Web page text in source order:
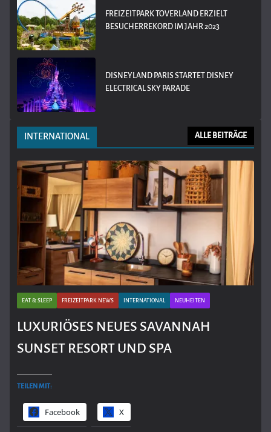
FREIZEITPARK TOVERLAND ERZIELT
BESUCHERREKORD IM JAHR 2023
DISNEYLAND PARIS STARTET DISNEY
ELECTRICAL SKY PARADE
INTERNATIONAL ALLE BEITRÄGE
EAT & SLEEP FREIZEITPARK NEWS INTERNATIONAL NEUHEITEN
LUXURIÖSES NEUES SAVANNAH
SUNSET RESORT UND SPA
TEILEN MIT:
Facebook X